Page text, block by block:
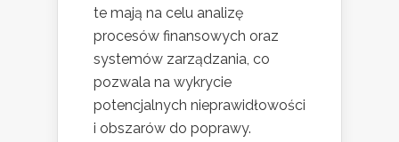
te mają na celu analizę
procesów finansowych oraz
systemów zarządzania, co
pozwala na wykrycie
potencjalnych nieprawidłowości
i obszarów do poprawy.